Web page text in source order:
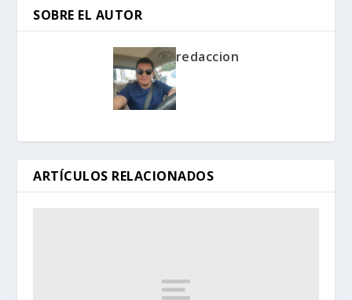
SOBRE EL AUTOR
redaccion
ARTÍCULOS RELACIONADOS